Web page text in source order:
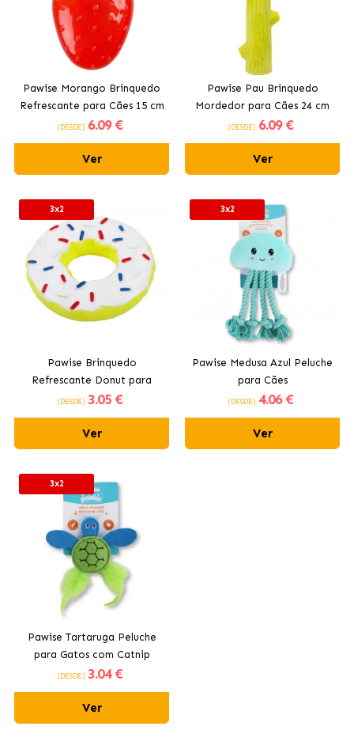
Pawise Morango Brinquedo
Refrescante para Cães 15 cm
(DESDE) 6.09 €
Ver
Pawise Pau Brinquedo
Mordedor para Cães 24 cm
(DESDE) 6.09 €
Ver
3x2
Pawise Brinquedo
Refrescante Donut para
Cães
(DESDE) 3.05 €
Ver
3x2
Pawise Medusa Azul Peluche
para Cães
(DESDE) 4.06 €
Ver
3x2
Pawise Tartaruga Peluche
para Gatos com Catnip
(DESDE) 3.04 €
Ver